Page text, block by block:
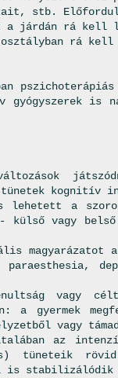
stb.
a járdán rá kell
rá kell
is
kognitív
a
külső vagy
magyarázatot
paraesthesia,
vagy
a gyermek
vagy
az
tüneteik
is stabilizálódik